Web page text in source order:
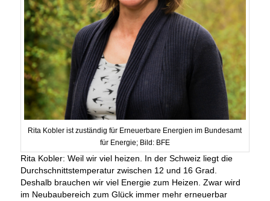
Rita Kobler ist zuständig für Erneuerbare Energien im Bundesamt
für Energie; Bild: BFE
Rita Kobler: Weil wir viel heizen. In der Schweiz liegt die
Durchschnittstemperatur zwischen 12 und 16 Grad.
Deshalb brauchen wir viel Energie zum Heizen. Zwar wird
im Neubaubereich zum Glück immer mehr erneuerbar